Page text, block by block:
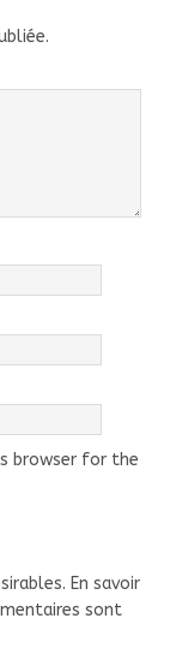
browser for the
En savoir
sont